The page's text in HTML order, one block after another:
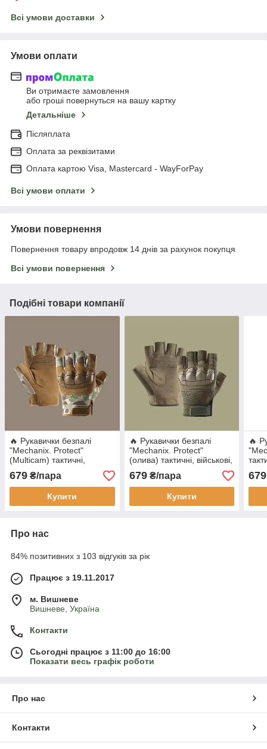
Всі умови доставки
Умови оплати
Ви отримаєте замовлення
або гроші повернуться на вашу картку
Детальніше
Післяплата
Оплата за реквізитами
Оплата картою Visa, Mastercard - WayForPay
Всі умови оплати
Умови повернення
Повернення товару впродовж 14 днів за рахунок покупця
Всі умови повернення
Подібні товари компанії
🔥 Рукавички безпалі
"Mechanix. Protect"
(Multicam) тактичні,
військові, штурмові, нгу
зсу, мультикам
679 ₴/пара
Купити
🔥 Рукавички безпалі
"Mechanix. Protect"
(олива) тактичні, військові,
штурмові, нгу зсу
679₴/пара
Купити
🔥
679
Про нас
84% позитивних з 103 відгуків за рік
Працює з 19.11.2017
м. Вишневе
Вишневе, Україна
Контакти
Сьогодні працює з 11:00 до 16:00
Показати весь графік роботи
Про нас
Контакти